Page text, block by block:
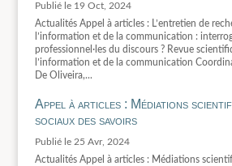
19 Oct, 2024
Actualités Appel à articles : L’entretien de
l’information et de la communication :
professionnel·les du discours ? Revue
l’information et de la communication
De Oliveira,...
Appel à articles : Médiations
sociaux des savoirs
25 Avr, 2024
Actualités Appel à articles : Médiations